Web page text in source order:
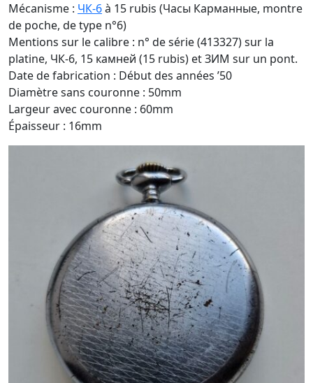
Mécanisme : ЧК-6à 15 rubis (Часы Карманные, montre
de poche, de type n°6)
Mentions sur le calibre : n° de série (413327) sur la
platine, ЧК-6, 15 камней (15 rubis) et ЗИМ sur un pont.
Date de fabrication : Début des années ’50
Diamètre sans couronne : 50mm
Largeur avec couronne : 60mm
Épaisseur : 16mm